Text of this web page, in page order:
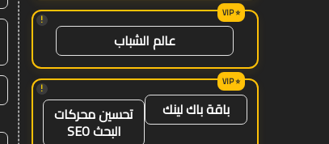
!
عالم الشباب
!
باقة باك لينك تحسين محركات
البحث SEO